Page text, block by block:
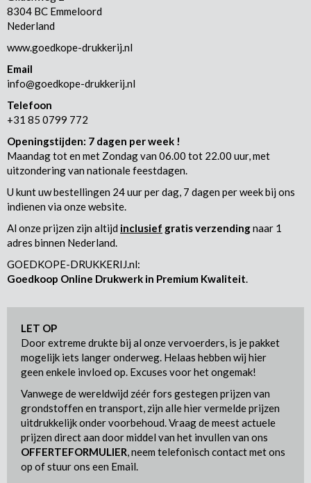
8304 BC Emmeloord
Nederland
www.goedkope-drukkerij.nl
Email
info@goedkope-drukkerij.nl
Telefoon
+31 85 0799 772
Openingstijden: 7 dagen per week !
Maandag tot en met Zondag van 06.00 tot 22.00 uur, met
uitzondering van nationale feestdagen.
U kunt uw bestellingen 24 uur per dag, 7 dagen per week bij ons
indienen via onze website.
Al onze prijzen zijn altijd inclusief gratis verzendingnaar 1
adres binnen Nederland.
GOEDKOPE-DRUKKERIJ.nl:
Goedkoop Online Drukwerk in Premium Kwaliteit.
LET OP
Door extreme drukte bij al onze vervoerders, is je pakket
mogelijk iets langer onderweg. Helaas hebben wij hier
geen enkele invloed op. Excuses voor het ongemak!
Vanwege de wereldwijd zéér fors gestegen prijzen van
grondstoffen en transport, zijn alle hier vermelde prijzen
uitdrukkelijk onder voorbehoud. Vraag de meest actuele
prijzen direct aan door middel van het invullen van ons
OFFERTEFORMULIER, neem telefonisch contact met ons
op of stuur ons een Email.